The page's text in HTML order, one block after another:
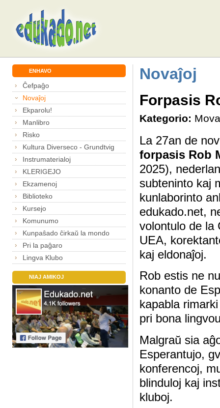
ENHAVO
Ĉefpaĝo
Novaĵoj
Ekparolu!
Manlibro
Risko
Kultura Diverseco - Grundtvig
Instrumaterialoj
KLERIGEJO
Ekzamenoj
Biblioteko
Kursejo
Komunumo
Kunpaŝado ĉirkaŭ la mondo
Pri la paĝaro
Lingva Klubo
NIAJ AMIKOJ
Novaĵoj
Forpasis
Kategorio:
La 27an de
forpasis Rob
2025),
subteninto kaj
kunlaborinto
edukado.net,
volontulo de la
UEA,
kaj eldonaĵoj.
Rob estis ne
konanto de
kapabla
pri bona
Malgraŭ sia
Esperantujo,
konferencoj,
blinduloj kaj
kluboj.